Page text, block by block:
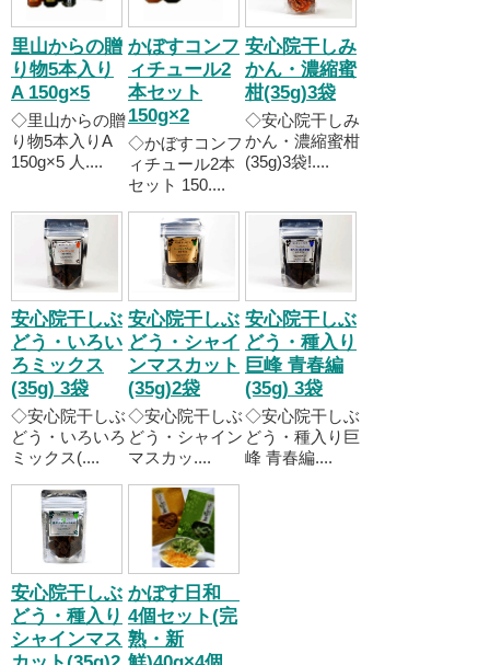
里山からの贈
り物5本入り
A 150g×5
◇里山からの贈
り物5本入りA
150g×5 人....
かぼすコンフ
ィチュール2
本セット
150g×2
◇かぼすコンフ
ィチュール2本
セット 150....
安心院干しみ
かん・濃縮蜜
柑(35g)3袋
◇安心院干しみ
かん・濃縮蜜柑
(35g)3袋!....
安心院干しぶ
どう・いろい
ろミックス
(35g) 3袋
◇安心院干しぶ
どう・いろいろ
ミックス(....
安心院干しぶ
どう・シャイ
ンマスカット
(35g)2袋
◇安心院干しぶ
どう・シャイン
マスカッ....
安心院干しぶ
どう・種入り
巨峰 青春編
(35g) 3袋
◇安心院干しぶ
どう・種入り巨
峰 青春編....
安心院干しぶ
どう・種入り
シャインマス
かぼす日和
4個セット(完
熟・新